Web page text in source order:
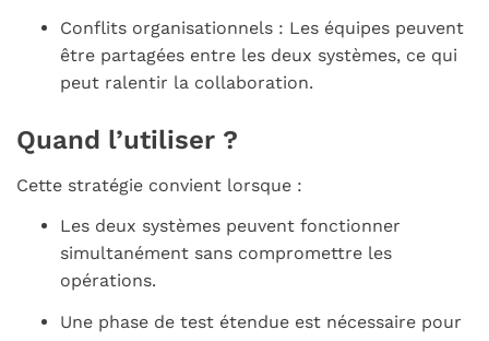
Conflits organisationnels : Les équipes peuvent
être partagées entre les deux systèmes, ce qui
peut ralentir la collaboration.
Quand l’utiliser ?
Cette stratégie convient lorsque :
Les deux systèmes peuvent fonctionner
simultanément sans compromettre les
opérations.
Une phase de test étendue est nécessaire pour